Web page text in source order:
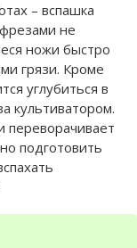
– вспашка
не
ножи быстро
грязи. Кроме
углубиться в
культиватором.
переворачивает
подготовить